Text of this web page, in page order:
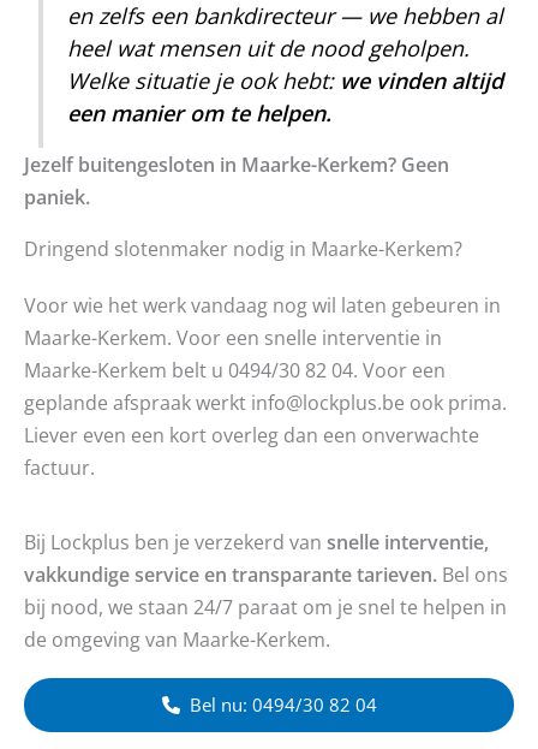
en zelfs een bankdirecteur — we hebben al
heel wat mensen uit de nood geholpen.
Welke situatie je ook hebt: we vinden altijd
een manier om te helpen.
Jezelf buitengesloten in Maarke-Kerkem? Geen
paniek.
Dringend slotenmaker nodig in Maarke-Kerkem?
Voor wie het werk vandaag nog wil laten gebeuren in
Maarke-Kerkem. Voor een snelle interventie in
Maarke-Kerkem belt u 0494/30 82 04. Voor een
geplande afspraak werkt info@lockplus.be ook prima.
Liever even een kort overleg dan een onverwachte
factuur.
Bij Lockplus ben je verzekerd van snelle interventie,
vakkundige service en transparante tarieven. Bel ons
bij nood, we staan 24/7 paraat om je snel te helpen in
de omgeving van Maarke-Kerkem.
Bel nu: 0494/30 82 04